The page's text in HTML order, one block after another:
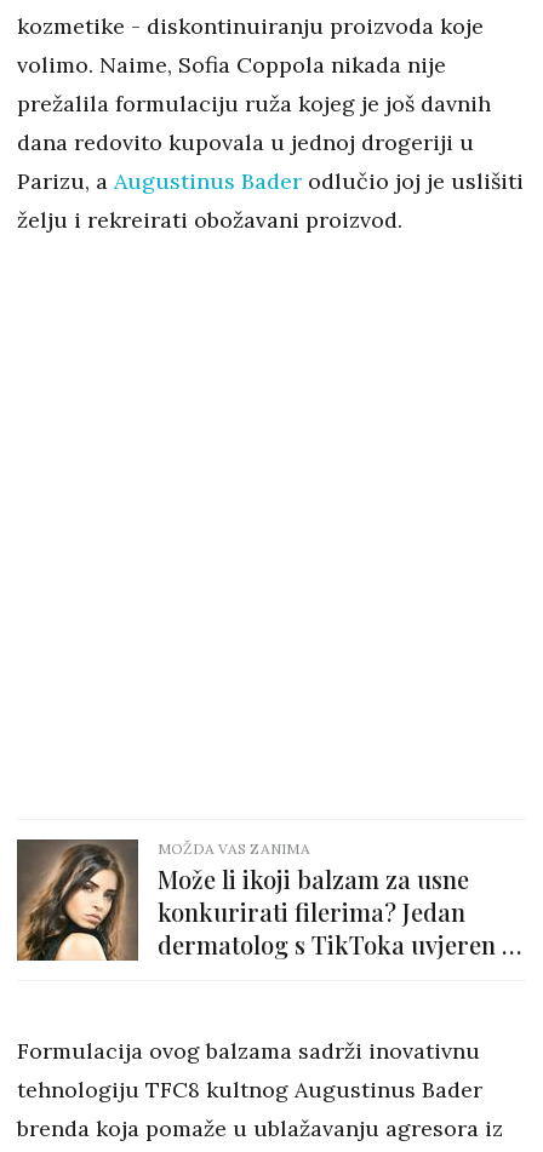
kozmetike - diskontinuiranju proizvoda koje
volimo. Naime, Sofia Coppola nikada nije
prežalila formulaciju ruža kojeg je još davnih
dana redovito kupovala u jednoj drogeriji u
Parizu, a Augustinus Bader odlučio joj je uslišiti
želju i rekreirati obožavani proizvod.
MOŽDA VAS ZANIMA
Može li ikoji balzam za usne
konkurirati filerima? Jedan
dermatolog s TikToka uvjeren je
Formulacija ovog balzama sadrži inovativnu
tehnologiju TFC8 kultnog Augustinus Bader
brenda koja pomaže u ublažavanju agresora iz